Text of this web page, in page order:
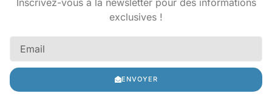
exclusives !
ENVOYER